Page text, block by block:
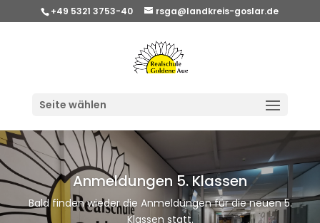
+49 5321 3753-40 rsga@landkreis-goslar.de
Seite wählen
Anmeldungen 5. Klassen
Bald finden wieder die Anmeldungen für die neuen 5.
Klassen statt.